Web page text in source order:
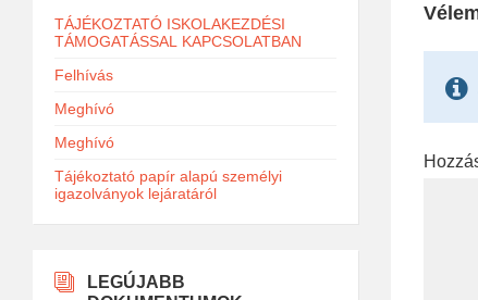
TÁJÉKOZTATÓ ISKOLAKEZDÉSI
TÁMOGATÁSSAL KAPCSOLATBAN
Felhívás
Meghívó
Meghívó
Tájékoztató papír alapú személyi
igazolványok lejáratáról
LEGÚJABB